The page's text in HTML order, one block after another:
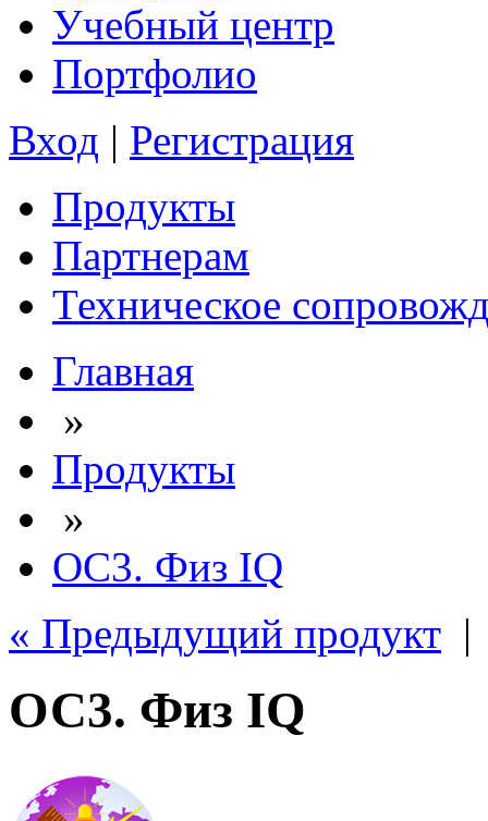
Учебный центр
Портфолио
Вход | Регистрация
Продукты
Партнерам
Техническое
Главная
»
Продукты
»
ОС3. Физ IQ
« Предыдущий продукт
ОС3. Физ IQ